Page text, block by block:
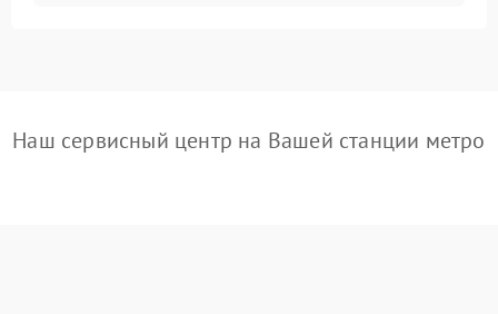
Наш сервисный центр на Вашей станции метро